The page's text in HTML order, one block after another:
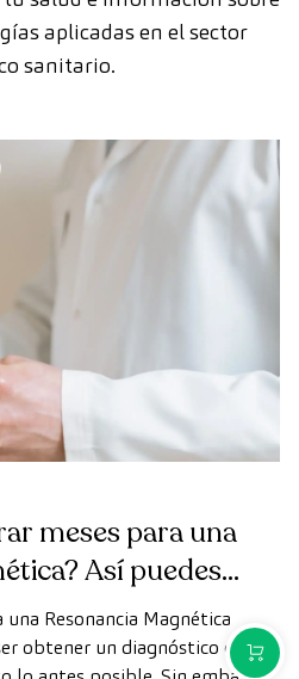
aplicadas en el sector
sanitario.
meses para una
Así puedes
de forma rápida
Resonancia Magnética
obtener un diagnóstico claro